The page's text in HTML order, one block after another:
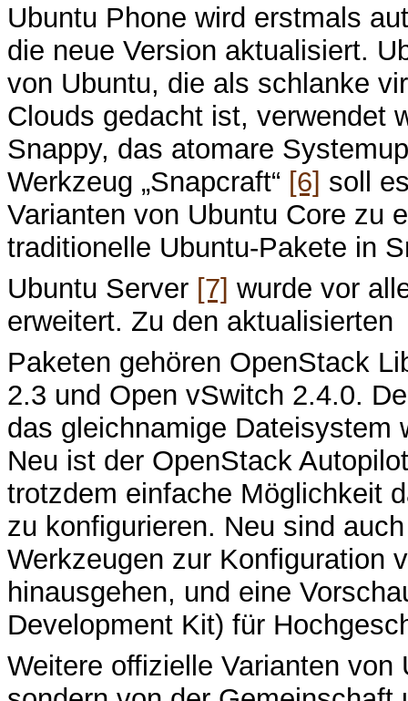
Ubuntu Phone wird erstmals
die neue Version aktualisiert.
von Ubuntu, die als schlanke
Clouds gedacht ist, verwendet
Snappy, das atomare
Werkzeug „Snapcraft“ [6] soll
Varianten von Ubuntu Core zu
traditionelle Ubuntu-Pakete in
Ubuntu Server [7] wurde vor
erweitert. Zu den aktualisierten
Paketen gehören OpenStack
2.3 und Open vSwitch 2.4.0.
das gleichnamige Dateisystem
Neu ist der OpenStack
trotzdem einfache Möglichkeit
zu konfigurieren. Neu sind
Werkzeugen zur Konfiguration
hinausgehen, und eine
Development Kit) für
Weitere offizielle Varianten